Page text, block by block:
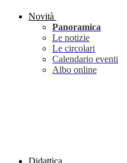
Novità
Panoramica
Le notizie
Le circolari
Calendario eventi
Albo online